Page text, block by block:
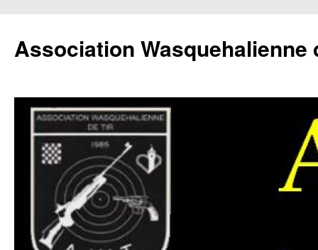
contenu
Association Wasquehalienne